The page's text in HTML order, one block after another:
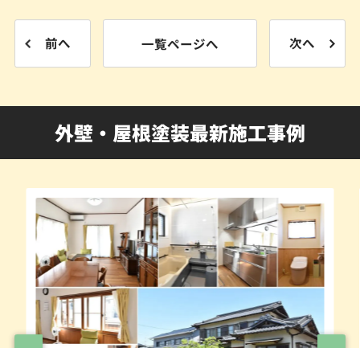
前へ 一覧ページへ 次へ
外壁・屋根塗装最新施工事例